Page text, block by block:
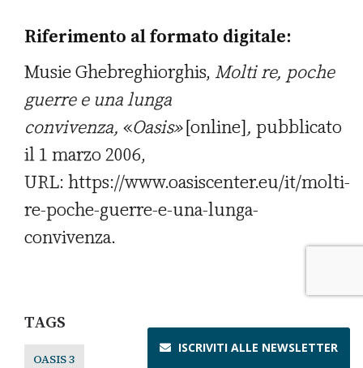
ISCRIVITI ALLE NEWSLETTER
Riferimento al formato digitale:
Musie Ghebreghiorghis, Molti re, poche
guerre e una lunga
convivenza, «Oasis»[online], pubblicato
il 1 marzo 2006,
URL: https://www.oasiscenter.eu/it/molti-
re-poche-guerre-e-una-lunga-
convivenza.
TAGS
OASIS 3